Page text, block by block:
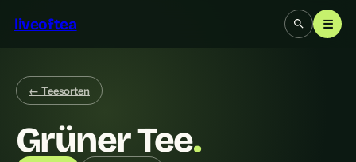
liveoftea ☰
← Teesorten
Grüner Tee.